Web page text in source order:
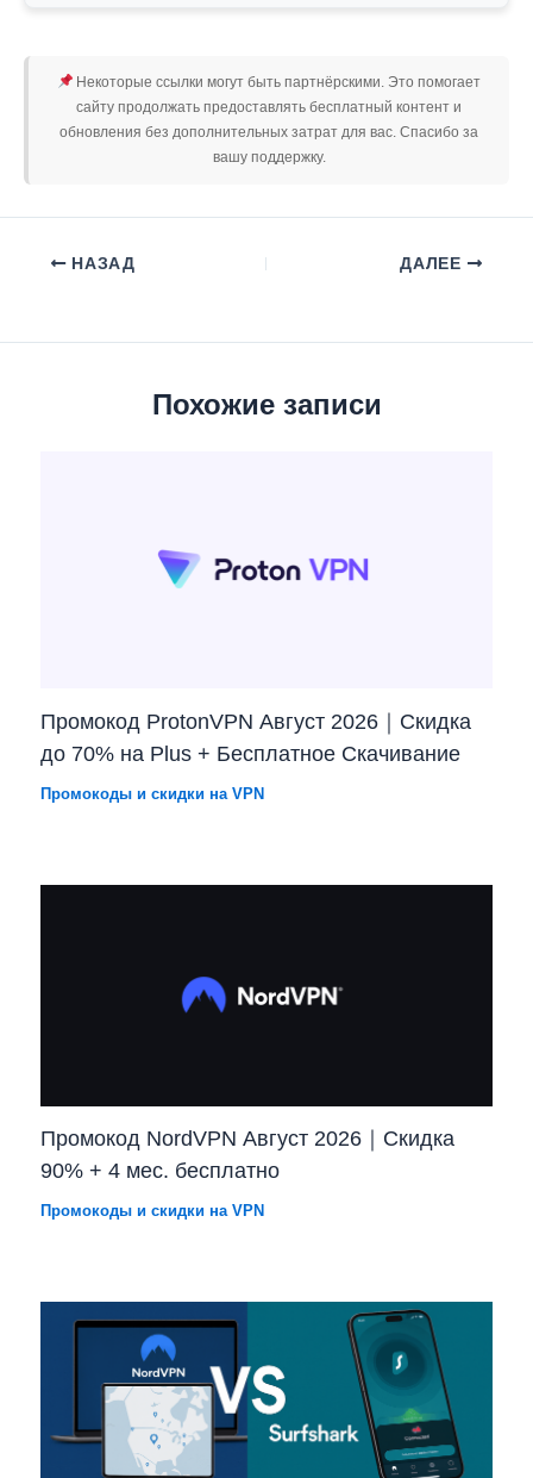
Некоторые ссылки могут быть партнёрскими. Это помогает
сайту продолжать предоставлять бесплатный контент и
обновления без дополнительных затрат для вас. Спасибо за
вашу поддержку.
НАЗАД ДАЛЕЕ
Похожие записи
Промокод ProtonVPN Август 2026｜Скидка
до 70% на Plus + Бесплатное Скачивание
Промокоды и скидки на VPN
Промокод NordVPN Август 2026｜Скидка
90% + 4 мес. бесплатно
Промокоды и скидки на VPN